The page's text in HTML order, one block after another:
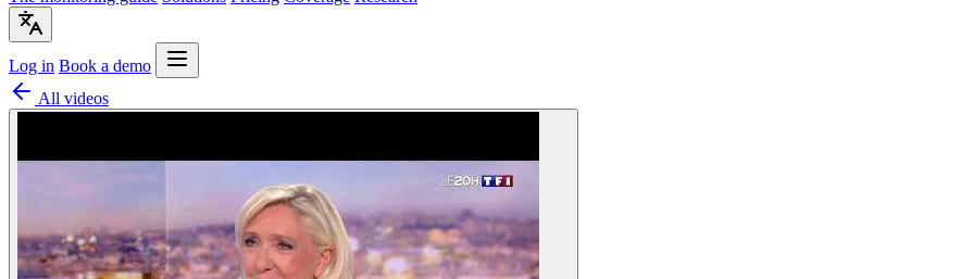
Log in Book a demo
All videos